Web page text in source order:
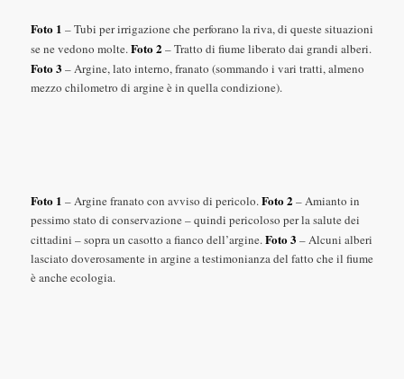
Foto 1 – Tubi per irrigazione che perforano la riva, di queste situazioni
se ne vedono molte.Foto 2 – Tratto di fiume liberato dai grandi alberi.
Foto 3 – Argine, lato interno, franato (sommando i vari tratti, almeno
mezzo chilometro di argine è in quella condizione).
Foto 1 – Argine franato con avviso di pericolo. Foto 2 – Amianto in
pessimo stato di conservazione – quindi pericoloso per la salute dei
cittadini – sopra un casotto a fianco dell’argine. Foto 3 – Alcuni alberi
lasciato doverosamente in argine a testimonianza del fatto che il fiume
è anche ecologia.